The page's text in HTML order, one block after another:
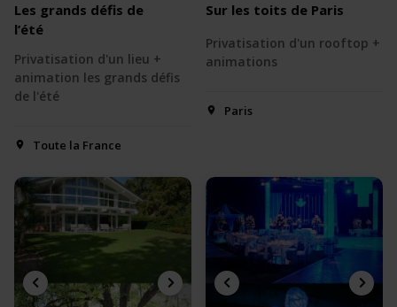
Les grands défis de
l’été
Privatisation d'un lieu +
animation les grands défis
de l'été
Toute la France
Sur les toits de Paris
Privatisation d'un rooftop +
animations
Paris